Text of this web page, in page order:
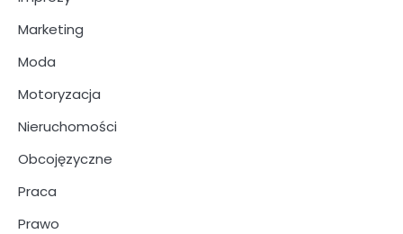
Marketing
Moda
Motoryzacja
Nieruchomości
Obcojęzyczne
Praca
Prawo